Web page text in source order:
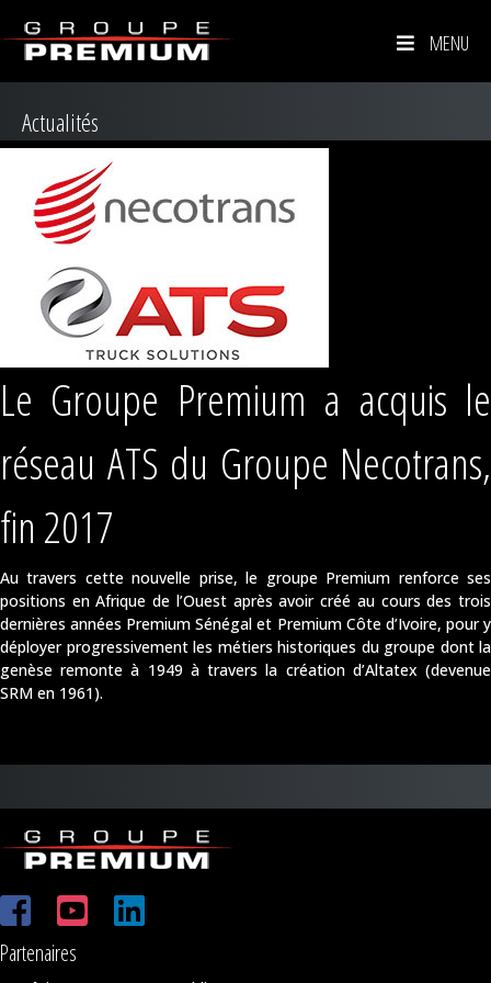
MENU
Actualités
Le Groupe Premium a acquis le
réseau ATS du Groupe Necotrans,
fin 2017
Au travers cette nouvelle prise, le groupe Premium renforce ses
positions en Afrique de l’Ouest après avoir créé au cours des trois
dernières années Premium Sénégal et Premium Côte d’Ivoire, pour y
déployer progressivement les métiers historiques du groupe dont la
genèse remonte à 1949 à travers la création d’Altatex (devenue
SRM en 1961).
Partenaires